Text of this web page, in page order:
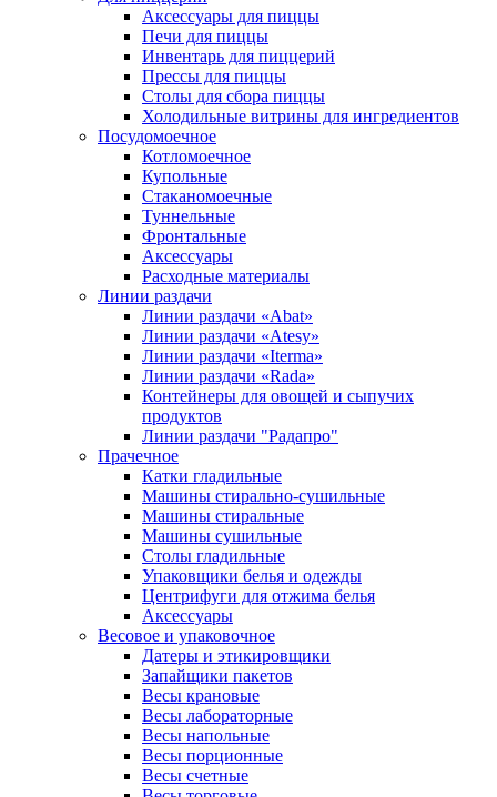
Аксессуары для пиццы
Печи для пиццы
Инвентарь для пиццерий
Прессы для пиццы
Столы для сбора пиццы
Холодильные витрины для ингредиентов
Посудомоечное
Котломоечное
Купольные
Стаканомоечные
Туннельные
Фронтальные
Аксессуары
Расходные материалы
Линии раздачи
Линии раздачи «Abat»
Линии раздачи «Atesy»
Линии раздачи «Iterma»
Линии раздачи «Rada»
Контейнеры для овощей и сыпучих
продуктов
Линии раздачи "Радапро"
Прачечное
Катки гладильные
Машины стирально-сушильные
Машины стиральные
Машины сушильные
Столы гладильные
Упаковщики белья и одежды
Центрифуги для отжима белья
Аксессуары
Весовое и упаковочное
Датеры и этикировщики
Запайщики пакетов
Весы крановые
Весы лабораторные
Весы напольные
Весы порционные
Весы счетные